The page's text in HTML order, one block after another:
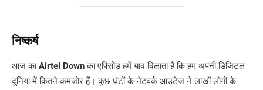
निष्कर्ष
आज काAirtel Downका एपिसोड हमें याद दिलाता है कि हम अपनी डिजिटल
दुनिया में कितने कमजोर हैं। कुछ घंटों के नेटवर्क आउटेज ने लाखों लोगों के